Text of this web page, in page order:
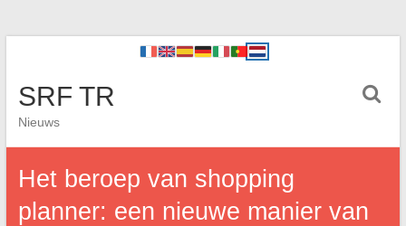
SRF TR
Nieuws
Het beroep van shopping
planner: een nieuwe manier van